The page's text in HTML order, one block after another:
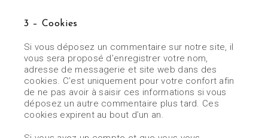
3 – Cookies
Si vous déposez un commentaire sur notre site, il
vous sera proposé d’enregistrer votre nom,
adresse de messagerie et site web dans des
cookies. C’est uniquement pour votre confort afin
de ne pas avoir à saisir ces informations si vous
déposez un autre commentaire plus tard. Ces
cookies expirent au bout d’un an.